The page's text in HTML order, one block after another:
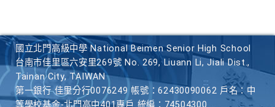
國立北門高級中學 National Beimen Senior High School
台南市佳里區六安里269號 No. 269, Liuann Li, Jiali Dist.,
Tainan City, TAIWAN
第一銀行 佳里分行0076249 帳號：62430090062 戶名：中
等學校基金-北門高中401專戶 統編：74504300